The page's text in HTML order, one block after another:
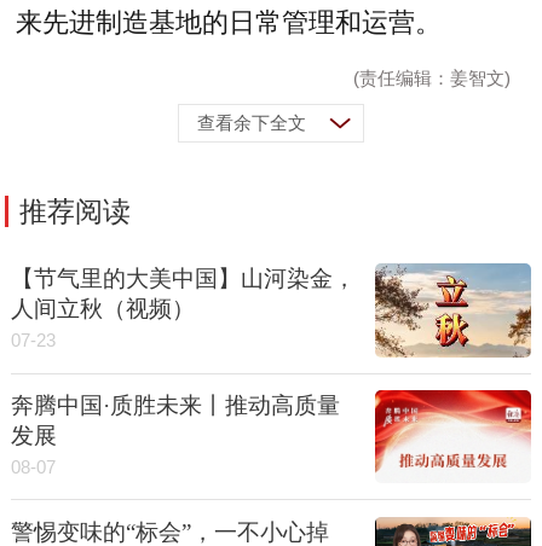
来先进制造基地的日常管理和运营。
(责任编辑：姜智文)
查看余下全文
推荐阅读
【节气里的大美中国】山河染金，
人间立秋（视频）
07-23
奔腾中国·质胜未来丨推动高质量
发展
08-07
警惕变味的“标会”，一不小心掉